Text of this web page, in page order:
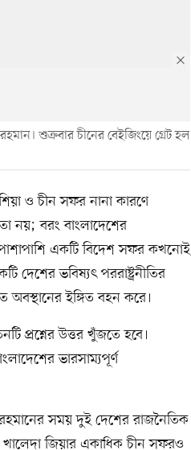
শুক্রবার চীনের বেইজিংয়ে গ্রেট হল
ও চীন সফর নানা কারণে
নয়; বরং বাংলাদেশের
পাশাপাশি একটি বিদেশ সফর কখনোই
দেশের ভবিষ্যৎ পররাষ্ট্রনীতির
ইঙ্গিত বহন করে।
প্রশ্নের উত্তর খুঁজতে হবে।
ভারসাম্যপূর্ণ
রহমানের সময় দুই দেশের রাজনৈতিক
খালেদা জিয়ার একাধিক চীন সফরও